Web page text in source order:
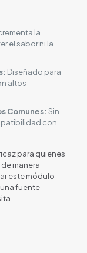
la
el sabor ni la
Diseñado para
altos
Comunes:Sin
con
para quienes
manera
este módulo
fuente